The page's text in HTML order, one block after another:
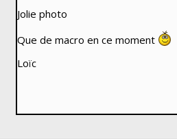
Jolie photo
Que de macro en ce moment
Loïc